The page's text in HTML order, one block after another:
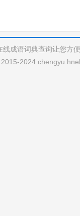
线成语词典查询让您方
2024